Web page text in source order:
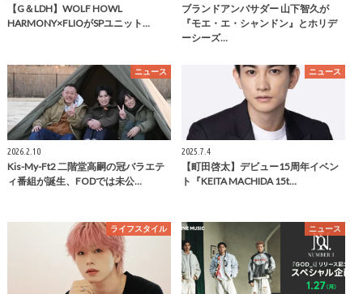
【G＆LDH】WOLF HOWL
HARMONY×FLIOがSPユニット…
ブランドアンバサダー 山下智久が
『モエ・エ・シャンドン』とホリデ
ーシーズ…
ニュース
2026.2.10
Kis-My-Ft2 二階堂高嗣の冠バラエテ
ィ番組が誕生、FODでは未公…
ニュース
2025.7.4
【町田啓太】デビュー15周年イベン
ト『KEITA MACHIDA 15t…
ライフスタイル ニュース